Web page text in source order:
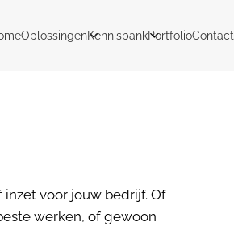
OplossingenKennisbankPortfolioContact
voor jouw bedrijf. Of
werken, of gewoon